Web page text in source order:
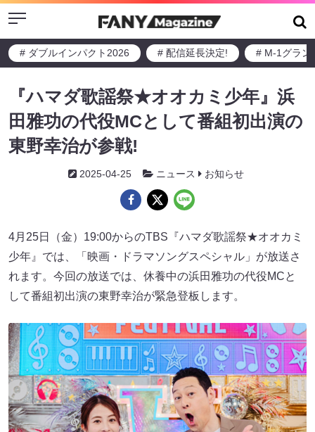
Menu
# ダブルインパクト2026 # 配信延長決定! # M-1グラン
『ハマダ歌謡祭★オオカミ少年』浜
田雅功の代役MCとして番組初出演の
東野幸治が参戦!
2025-04-25 ニュース お知らせ
4月25日（金）19:00からのTBS『ハマダ歌謡祭★オオカミ
少年』では、「映画・ドラマソングスペシャル」が放送さ
れます。今回の放送では、休養中の浜田雅功の代役MCと
して番組初出演の東野幸治が緊急登板します。